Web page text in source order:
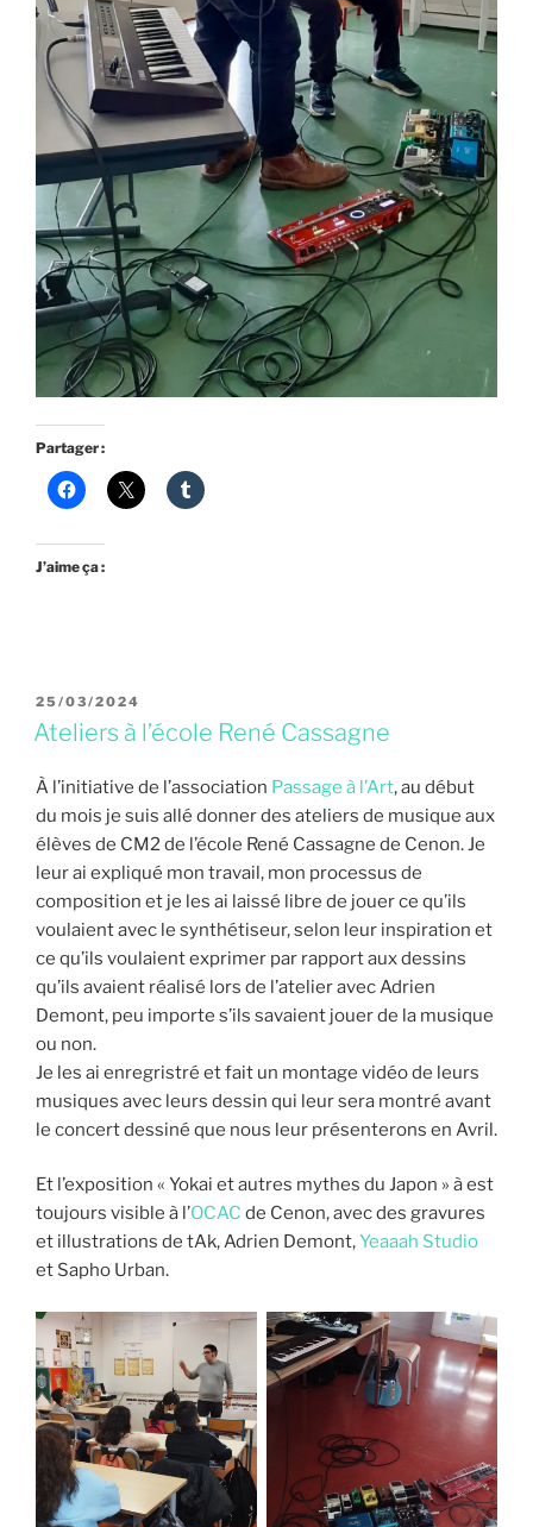
Partager :
J’aime ça :
PUBLIÉ
LE
25/03/2024
Ateliers à l’école René Cassagne
À l’initiative de l’association Passage à l’Art, au début
du mois je suis allé donner des ateliers de musique aux
élèves de CM2 de l’école René Cassagne de Cenon. Je
leur ai expliqué mon travail, mon processus de
composition et je les ai laissé libre de jouer ce qu’ils
voulaient avec le synthétiseur, selon leur inspiration et
ce qu’ils voulaient exprimer par rapport aux dessins
qu’ils avaient réalisé lors de l’atelier avec Adrien
Demont, peu importe s’ils savaient jouer de la musique
ou non.
Je les ai enregristré et fait un montage vidéo de leurs
musiques avec leurs dessin qui leur sera montré avant
le concert dessiné que nous leur présenterons en Avril.
Et l’exposition « Yokai et autres mythes du Japon » à est
toujours visible à l’OCAC de Cenon, avec des gravures
et illustrations de tAk, Adrien Demont,Yeaaah Studio
et Sapho Urban.